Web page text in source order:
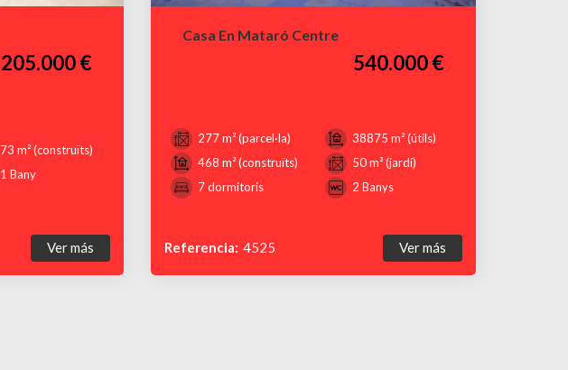
205.000 €
73 m² (construïts)
1 Bany
Ver más
Casa En Mataró Centre
540.000 €
277 m² (parcel·la)
38875 m² (útils)
468 m² (construïts)
50 m² (jardí)
7 dormitoris
2 Banys
Referencia: 4525 Ver más